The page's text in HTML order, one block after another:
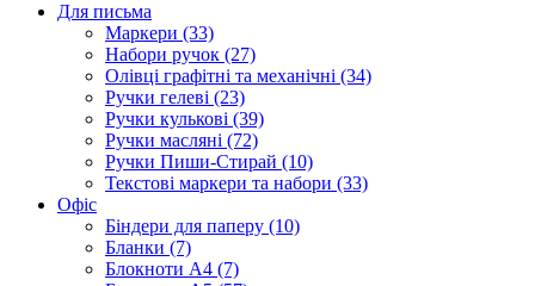
Для письма
Маркери (33)
Набори ручок (27)
Олівці графітні та механічні (34)
Ручки гелеві (23)
Ручки кулькові (39)
Ручки масляні (72)
Ручки Пиши-Стирай (10)
Текстові маркери та набори (33)
Офіс
Біндери для паперу (10)
Бланки (7)
Блокноти А4 (7)